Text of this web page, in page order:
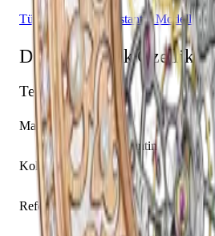
Tüm Vacheron Constantin Modelleri
Detaylı Teknik Özellikler
Temel Bilgiler
Marka
Vacheron Constantin
Koleksiyon
Métiers d'Art
Referans
33580/000R-9906